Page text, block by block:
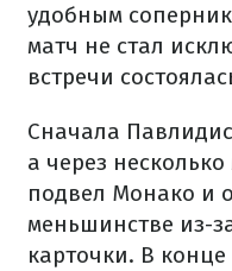
удобным
матч не стал
встречи
Сначала
а через
подвел Монако и
меньшинстве из-
карточки. В